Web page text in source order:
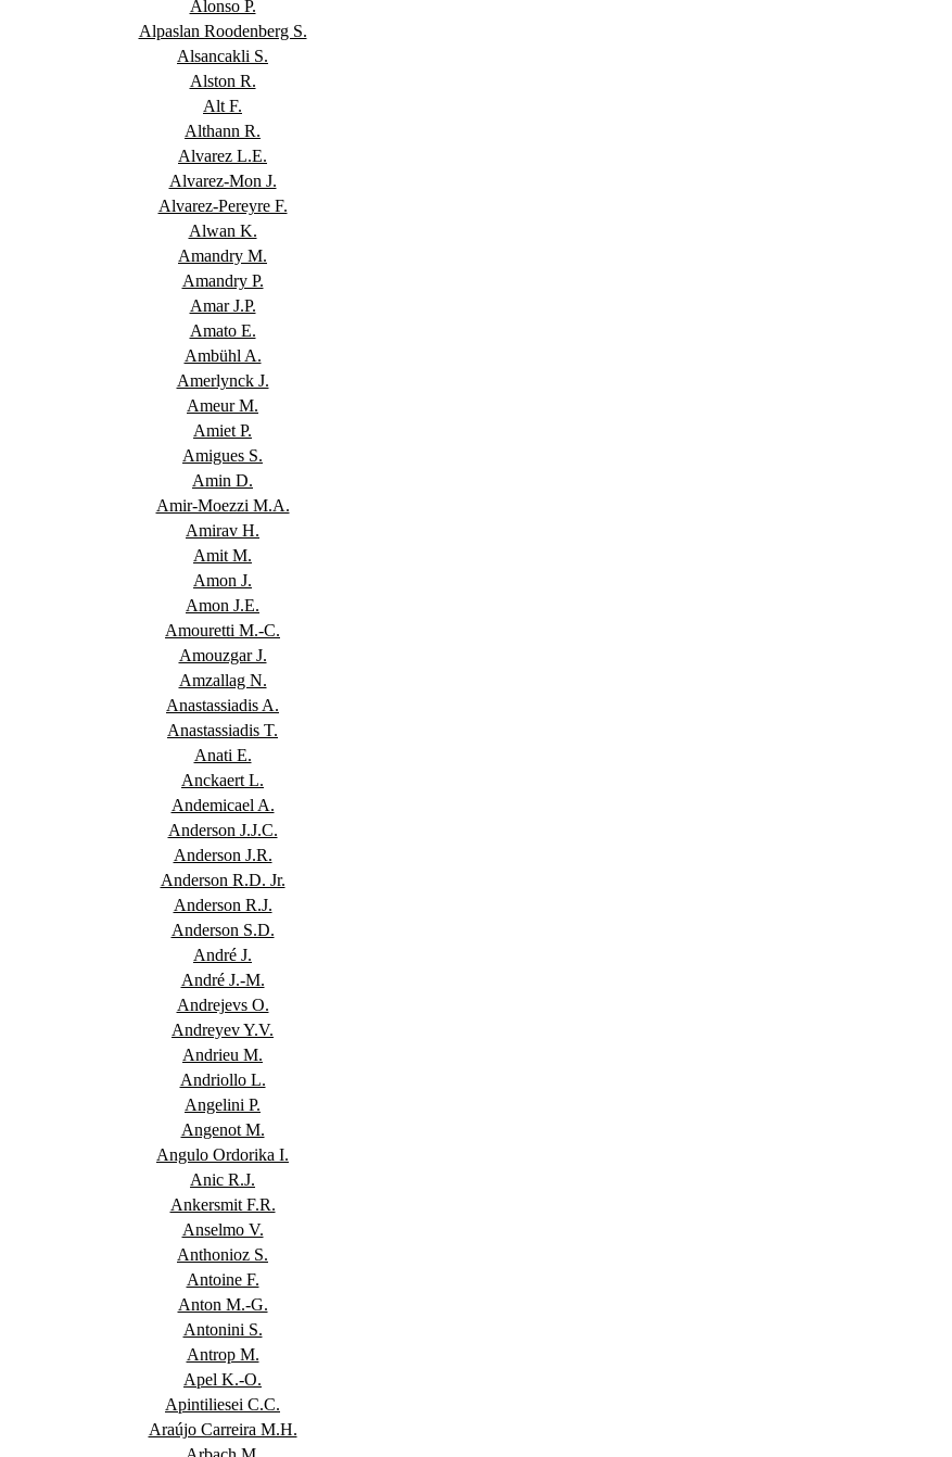
Alonso P.
Alpaslan Roodenberg S.
Alsancakli S.
Alston R.
Alt F.
Althann R.
Alvarez L.E.
Alvarez-Mon J.
Alvarez-Pereyre F.
Alwan K.
Amandry M.
Amandry P.
Amar J.P.
Amato E.
Ambühl A.
Amerlynck J.
Ameur M.
Amiet P.
Amigues S.
Amin D.
Amir-Moezzi M.A.
Amirav H.
Amit M.
Amon J.
Amon J.E.
Amouretti M.-C.
Amouzgar J.
Amzallag N.
Anastassiadis A.
Anastassiadis T.
Anati E.
Anckaert L.
Andemicael A.
Anderson J.J.C.
Anderson J.R.
Anderson R.D. Jr.
Anderson R.J.
Anderson S.D.
André J.
André J.-M.
Andrejevs O.
Andreyev Y.V.
Andrieu M.
Andriollo L.
Angelini P.
Angenot M.
Angulo Ordorika I.
Anic R.J.
Ankersmit F.R.
Anselmo V.
Anthonioz S.
Antoine F.
Anton M.-G.
Antonini S.
Antrop M.
Apel K.-O.
Apintiliesei C.C.
Araújo Carreira M.H.